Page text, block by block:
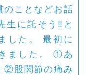
のことなどお話
生に託そう‼と
した。 最初に
ました。 ①あ
②股関節の痛み